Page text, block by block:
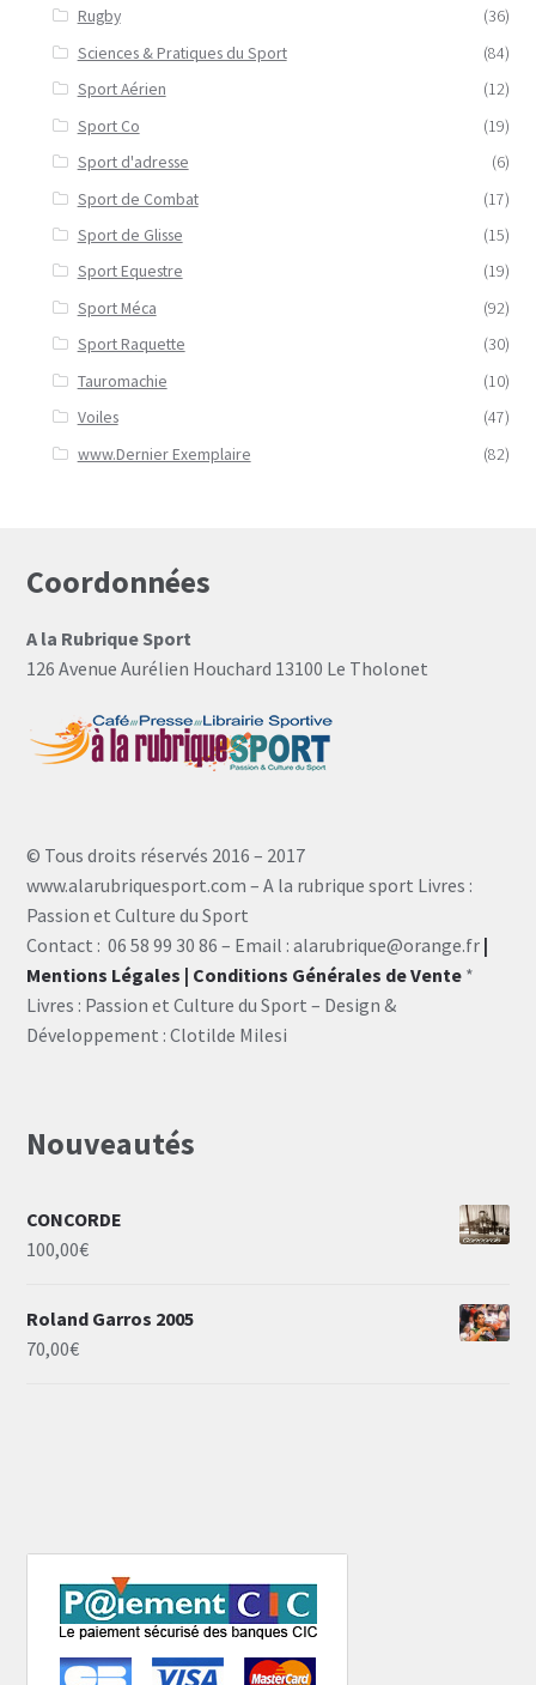
Rugby
(36)
Sciences & Pratiques du Sport
(84)
Sport Aérien
(12)
Sport Co
(19)
Sport d'adresse
(6)
Sport de Combat
(17)
Sport de Glisse
(15)
Sport Equestre
(19)
Sport Méca
(92)
Sport Raquette
(30)
Tauromachie
(10)
Voiles
(47)
www.Dernier Exemplaire
(82)
Coordonnées
A la Rubrique Sport
126 Avenue Aurélien Houchard 13100 Le Tholonet
© Tous droits réservés 2016 – 2017
www.alarubriquesport.com – A la rubrique sport Livres :
Passion et Culture du Sport
Contact : 06 58 99 30 86 – Email : alarubrique@orange.fr |
Mentions Légales | Conditions Générales de Vente *
Livres : Passion et Culture du Sport – Design &
Développement : Clotilde Milesi
Nouveautés
CONCORDE
100,00€
Roland Garros 2005
70,00€